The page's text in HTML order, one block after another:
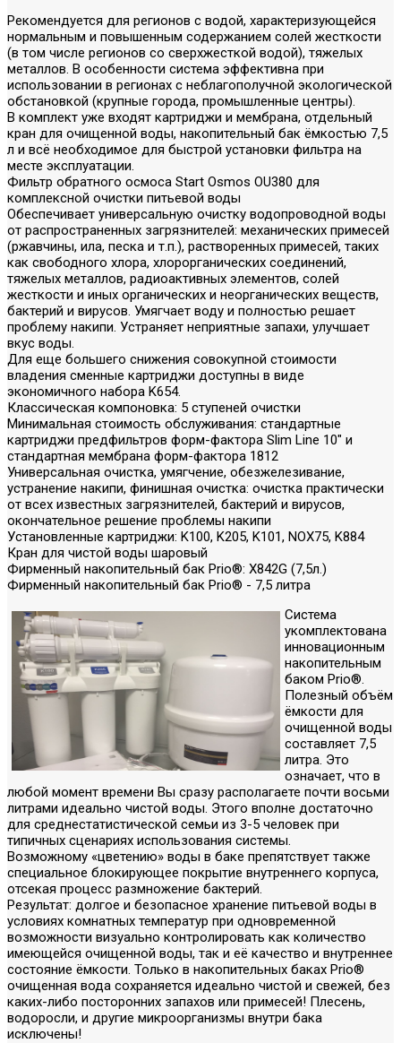
Рекомендуется для регионов с водой, характеризующейся
нормальным и повышенным содержанием солей жесткости
(в том числе регионов со сверхжесткой водой), тяжелых
металлов. В особенности система эффективна при
использовании в регионах с неблагополучной экологической
обстановкой (крупные города, промышленные центры).
В комплект уже входят картриджи и мембрана, отдельный
кран для очищенной воды, накопительный бак ёмкостью 7,5
л и всё необходимое для быстрой установки фильтра на
месте эксплуатации.
Фильтр обратного осмоса Start Osmos OU380 для
комплексной очистки питьевой воды
Обеспечивает универсальную очистку водопроводной воды
от распространенных загрязнителей: механических примесей
(ржавчины, ила, песка и т.п.), растворенных примесей, таких
как свободного хлора, хлорорганических соединений,
тяжелых металлов, радиоактивных элементов, солей
жесткости и иных органических и неорганических веществ,
бактерий и вирусов. Умягчает воду и полностью решает
проблему накипи. Устраняет неприятные запахи, улучшает
вкус воды.
Для еще большего снижения совокупной стоимости
владения сменные картриджи доступны в виде
экономичного набора K654.
Классическая компоновка: 5 ступеней очистки
Минимальная стоимость обслуживания: стандартные
картриджи предфильтров форм-фактора Slim Line 10" и
стандартная мембрана форм-фактора 1812
Универсальная очистка, умягчение, обезжелезивание,
устранение накипи, финишная очистка: очистка практически
от всех известных загрязнителей, бактерий и вирусов,
окончательное решение проблемы накипи
Установленные картриджи: K100, K205, K101, NOX75, K884
Кран для чистой воды шаровый
Фирменный накопительный бак Prio®: X842G (7,5л.)
Фирменный накопительный бак Prio® - 7,5 литра
Система
укомплектована
инновационным
накопительным
баком Prio®.
Полезный объём
ёмкости для
очищенной воды
составляет 7,5
литра. Это
означает, что в
любой момент времени Вы сразу располагаете почти восьми
литрами идеально чистой воды. Этого вполне достаточно
для среднестатистической семьи из 3-5 человек при
типичных сценариях использования системы.
Возможному «цветению» воды в баке препятствует также
специальное блокирующее покрытие внутреннего корпуса,
отсекая процесс размножение бактерий.
Результат: долгое и безопасное хранение питьевой воды в
условиях комнатных температур при одновременной
возможности визуально контролировать как количество
имеющейся очищенной воды, так и её качество и внутреннее
состояние ёмкости. Только в накопительных баках Prio®
очищенная вода сохраняется идеально чистой и свежей, без
каких-либо посторонних запахов или примесей! Плесень,
водоросли, и другие микроорганизмы внутри бака
исключены!